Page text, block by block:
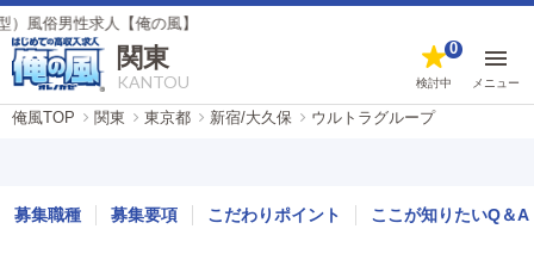
の風】
関東
KANTOU 検討中
0
メニュー
俺風TOP 関東 東京都 新宿/大久保 ウルトラグループ
募集職種 募集要項 こだわりポイント ここが知りたいQ＆A